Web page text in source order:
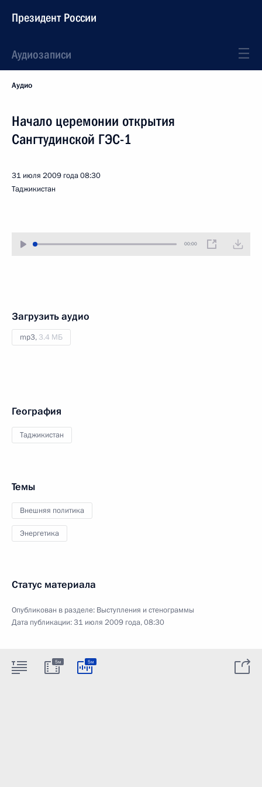
Президент России
Аудиозаписи
Аудио
Начало церемонии открытия
Сангтудинской ГЭС-1
31 июля 2009 года08:30
Таджикистан
00:00
Загрузить аудио
mp3, 3.4 МБ
География
Таджикистан
Темы
Внешняя политика
Энергетика
Статус материала
Опубликован в разделе: Выступления и стенограммы
Дата публикации:31 июля 2009 года, 08:30
5м 5м